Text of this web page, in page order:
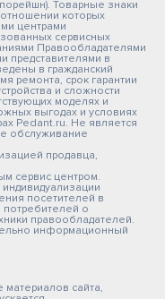
Товарные знаки
которых
центрами
сервисных
Правообладателями
представителями в
в гражданский
ремонта, срок гарантии
и сложности
моделях и
выгодах и условиях
Pedant.ru. Не является
обслуживание
продавца,
сервис центром.
посетителей в
о
правообладателей.
информационный
сайта,